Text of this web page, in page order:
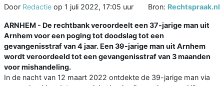
Door Redactie op 1 juli 2022, 17:05 uur Bron: Rechtspraak.nl
ARNHEM - De rechtbank veroordeelt een 37-jarige man uit
Arnhem voor een poging tot doodslag tot een
gevangenisstraf van 4 jaar. Een 39-jarige man uit Arnhem
wordt veroordeeld tot een gevangenisstraf van 3 maanden
voor mishandeling.
In de nacht van 12 maart 2022 ontdekte de 39-jarige man via